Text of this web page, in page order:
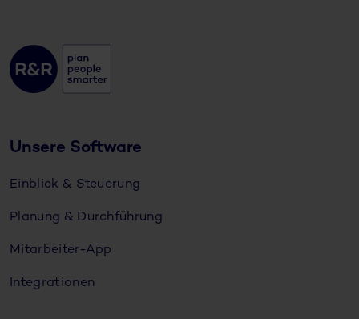
Unsere Software
Einblick & Steuerung
Planung & Durchführung
Mitarbeiter-App
Integrationen